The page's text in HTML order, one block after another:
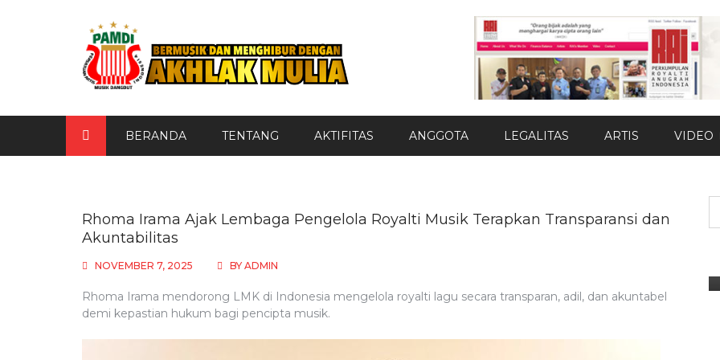
BERANDA TENTANG AKTIFITAS ANGGOTA LEGALITAS ARTIS VIDEO
Rhoma Irama Ajak Lembaga Pengelola Royalti Musik Terapkan Transparansi dan
Akuntabilitas
NOVEMBER 7, 2025 BY ADMIN
Rhoma Irama mendorong LMK di Indonesia mengelola royalti lagu secara transparan, adil, dan akuntabel
demi kepastian hukum bagi pencipta musik.
DPD SULBAR
Bebas Narkoba
Dengan PAMDI